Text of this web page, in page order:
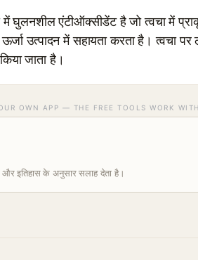
एंटीऑक्सीडेंट है जो त्वचा में
उत्पादन में सहायता करता है। त्वचा पर
जाता है।
OWN APP — THE FREE TOOLS WORK
इतिहास के अनुसार सलाह देता है।